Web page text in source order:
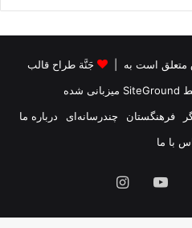
جَنَّة طراح قالب
SiteGround میزبانی شده
فرهنگستان چندرسانه‌ای
درباره ما
با ما
یوتیوب